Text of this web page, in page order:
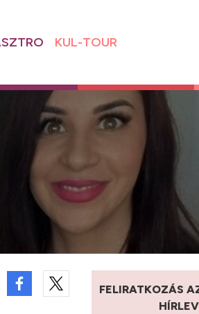
KUL-TOUR
FELIRATKOZÁS